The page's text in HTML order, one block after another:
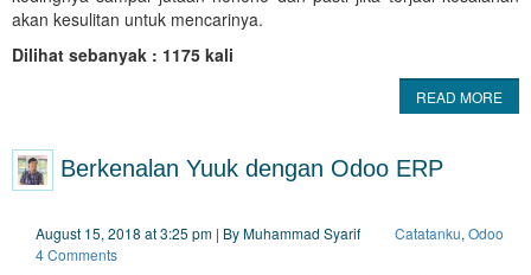
akan kesulitan untuk mencarinya.
Dilihat sebanyak : 1175 kali
READ MORE
Berkenalan Yuuk dengan Odoo ERP
August 15, 2018 at 3:25 pm | By Muhammad Syarif Catatanku, Odoo
4 Comments